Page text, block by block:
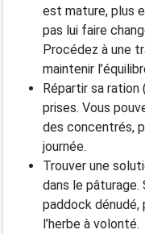
est mature, plus
pas lui faire
Procédez à une
maintenir
Répartir sa
prises. Vous
des concentrés,
journée.
Trouver une
dans le pâturage.
paddock dénudé,
l’herbe à volonté.